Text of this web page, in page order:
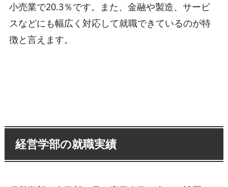
小売業で20.3％です。また、金融や製造、サービ
スなどにも幅広く対応して就職できているのが特
徴と言えます。
経営学部の就職実績